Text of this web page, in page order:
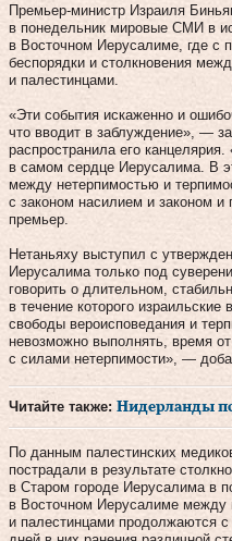
Премьер-министр Израиля
в понедельник мировые СМИ в
в Восточном Иерусалиме, где с
беспорядки и столкновения
и палестинцами.
«Эти события искаженно и
что вводит в заблуждение», —
распространила его
в самом сердце Иерусалима. В
между нетерпимостью и
с законом насилием и законом
премьер.
Нетаньяху выступил с
Иерусалима только под
говорить о длительном,
в течение которого
свободы вероисповедания и
невозможно выполнять, время
с силами нетерпимости», —
Читайте также: Нидерланды
По данным палестинских
пострадали в результате
в Старом городе Иерусалима в
в Восточном Иерусалиме между
и палестинцами продолжаются